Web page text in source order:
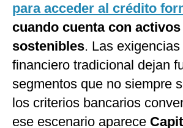
Tecnología
Club del Suscriptor
para acceder al crédito
cuando cuenta con
sostenibles. Las
financiero tradicional dejan
segmentos que no siempre
los criterios bancarios
ese escenario aparece